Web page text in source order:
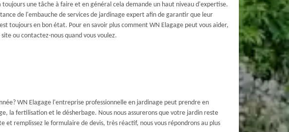
toujours une tâche à faire et en général cela demande un haut niveau d'expertise.
de l'embauche de services de jardinage expert afin de garantir que leur
toujours en bon état. Pour en savoir plus comment WN Elagage peut vous aider,
ou contactez-nous quand vous voulez.
WN Elagage l'entreprise professionnelle en jardinage peut prendre en
la fertilisation et le désherbage. Nous nous assurerons que votre jardin reste
remplissez le formulaire de devis, très réactif, nous vous répondrons au plus